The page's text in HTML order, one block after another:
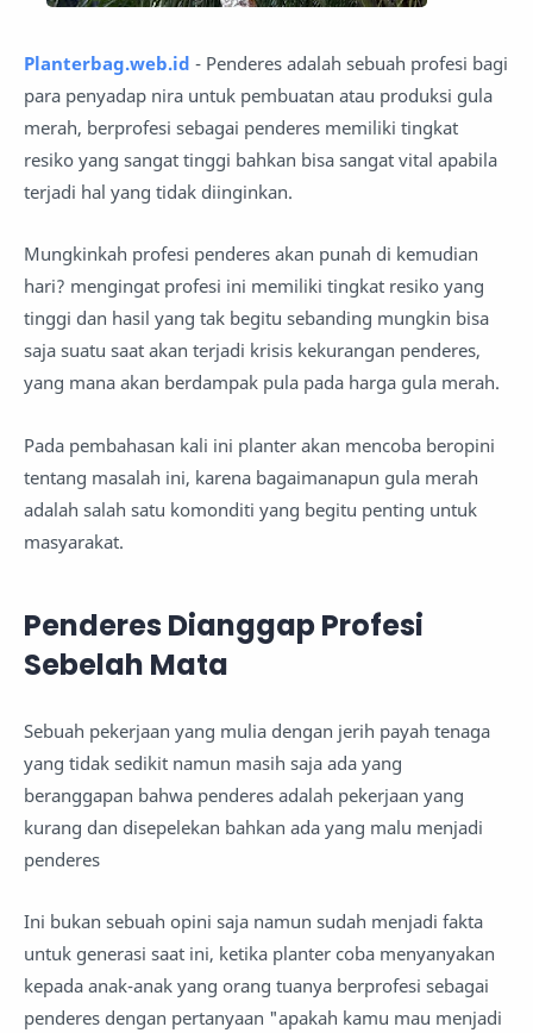
Planterbag.web.id - Penderes adalah sebuah profesi bagi
para penyadap nira untuk pembuatan atau produksi gula
merah, berprofesi sebagai penderes memiliki tingkat
resiko yang sangat tinggi bahkan bisa sangat vital apabila
terjadi hal yang tidak diinginkan.
Mungkinkah profesi penderes akan punah di kemudian
hari? mengingat profesi ini memiliki tingkat resiko yang
tinggi dan hasil yang tak begitu sebanding mungkin bisa
saja suatu saat akan terjadi krisis kekurangan penderes,
yang mana akan berdampak pula pada harga gula merah.
Pada pembahasan kali ini planter akan mencoba beropini
tentang masalah ini, karena bagaimanapun gula merah
adalah salah satu komonditi yang begitu penting untuk
masyarakat.
Penderes Dianggap Profesi
Sebelah Mata
Sebuah pekerjaan yang mulia dengan jerih payah tenaga
yang tidak sedikit namun masih saja ada yang
beranggapan bahwa penderes adalah pekerjaan yang
kurang dan disepelekan bahkan ada yang malu menjadi
penderes
Ini bukan sebuah opini saja namun sudah menjadi fakta
untuk generasi saat ini, ketika planter coba menyanyakan
kepada anak-anak yang orang tuanya berprofesi sebagai
penderes dengan pertanyaan "apakah kamu mau menjadi